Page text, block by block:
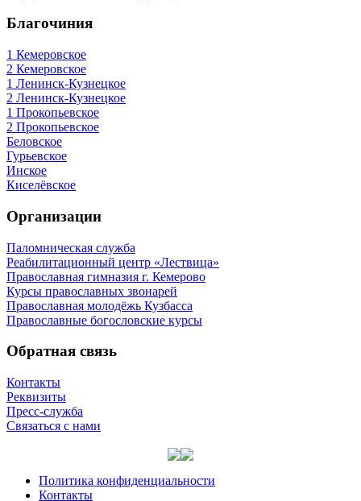
Благочиния
1 Кемеровское
2 Кемеровское
1 Ленинск-Кузнецкое
2 Ленинск-Кузнецкое
1 Прокопьевское
2 Прокопьевское
Беловское
Гурьевское
Инское
Киселёвское
Организации
Паломническая служба
Реабилитационный центр «Лествица»
Православная гимназия г. Кемерово
Курсы православных звонарей
Православная молодёжь Кузбасса
Православные богословские курсы
Обратная связь
Контакты
Реквизиты
Пресс-служба
Связаться с нами
Политика конфиденциальности
Контакты